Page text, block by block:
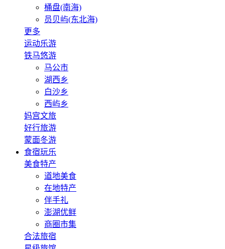
桶盘(南海)
员贝屿(东北海)
更多
运动乐游
铁马悠游
马公市
湖西乡
白沙乡
西屿乡
妈宫文旅
好行旅游
蒙面冬游
食宿玩乐
美食特产
道地美食
在地特产
伴手礼
澎湖优鲜
商圈市集
合法旅宿